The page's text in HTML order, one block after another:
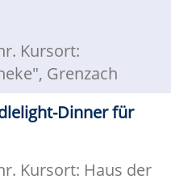
Kursort:
Grenzach
Dinner für
Kursort: Haus der